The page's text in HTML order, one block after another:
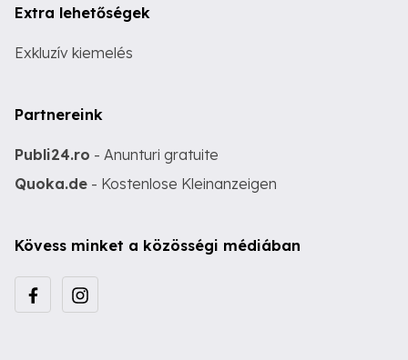
Extra lehetőségek
Exkluzív kiemelés
Partnereink
Publi24.ro - Anunturi gratuite
Quoka.de - Kostenlose Kleinanzeigen
Kövess minket a közösségi médiában